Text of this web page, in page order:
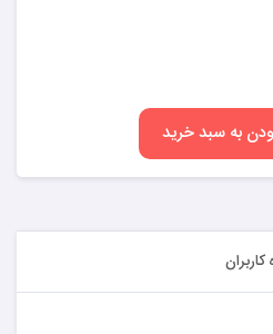
به سبد خرید
کاربران